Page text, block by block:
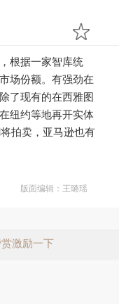
根据一家智库统
场份额。有强劲在
了现有的在西雅图
纽约等地再开实体
拍卖，亚马逊也有
版面编辑：王璐瑶
激励一下